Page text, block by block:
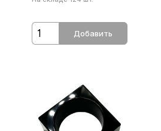
Добавить